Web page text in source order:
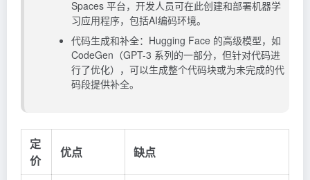
Spaces 平台，开发人员可在此创建和部署机器学
习应用程序，包括AI编码环境。
代码生成和补全：Hugging Face 的高级模型，如
CodeGen（GPT-3 系列的一部分，但针对代码进
行了优化），可以生成整个代码块或为未完成的代
码段提供补全。
定
价
优点 缺点